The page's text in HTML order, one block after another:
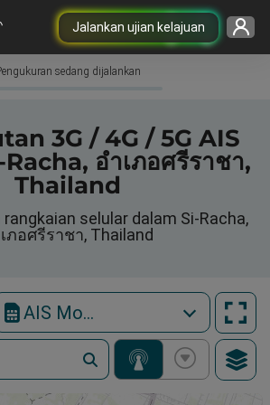
Jalankan ujian kelajuan
sedang dijalankan
3G / 4G / 5G AIS
อำเภอศรีราชา,
Thailand
selular dalam Si-Racha,
ภอศรีราชา, Thailand
AIS Mobile